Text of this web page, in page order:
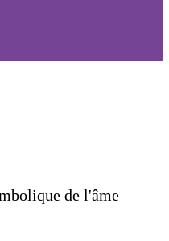
de l'âme